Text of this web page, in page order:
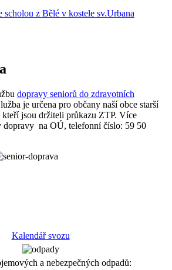
dopravy seniorů do zdravotních
je určena pro občany naší obce starší
kteří jsou držiteli průkazu ZTP. Více
dopravy na OÚ, telefonní číslo: 59 50
Kalendář svozu
a nebezpečných odpadů: